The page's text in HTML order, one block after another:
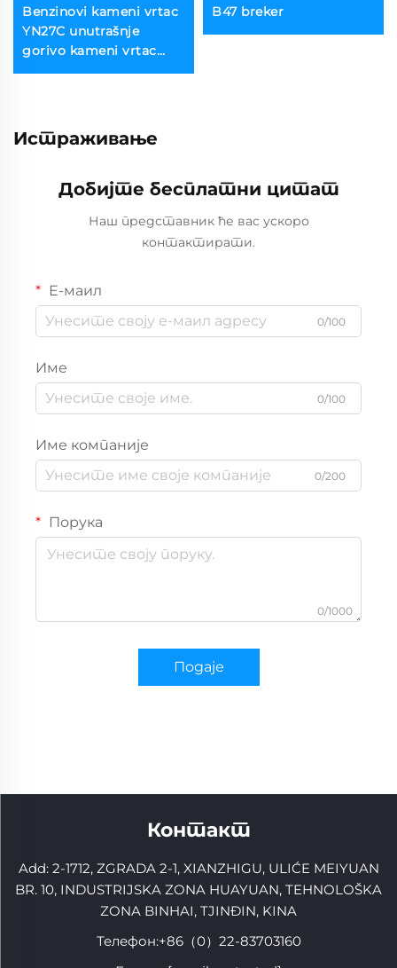
Benzinovi kameni vrtac
YN27C unutrašnje
gorivo kameni vrtac
przenošljiv jack hammer
B47 breker
Истраживање
Добијте бесплатни цитат
Наш представник ће вас ускоро
контактирати.
Е-маил
0/100
Име
0/100
Име компаније
0/200
Порука
0/1000
Подаје
Контакт
Add: 2-1712, ZGRADA 2-1, XIANZHIGU, ULIĆE MEIYUAN
BR. 10, INDUSTRIJSKA ZONA HUAYUAN, TEHNOLOŠKA
ZONA BINHAI, TJINĐIN, KINA
Телефон:+86（0）22-83703160